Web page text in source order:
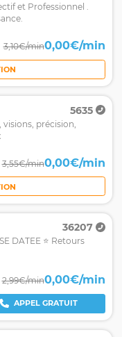
et Professionnel .
3,10€/min0,00€/min
5635
précision,
3,55€/min0,00€/min
36207
DATEE ⭐ Retours
2,99€/min0,00€/min
APPEL GRATUIT